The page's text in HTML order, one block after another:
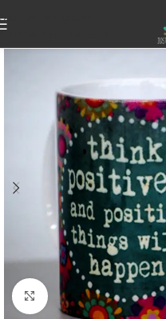
Skip to navigation
Skip to main content
Κάντε κλικ για μεγέθυνση